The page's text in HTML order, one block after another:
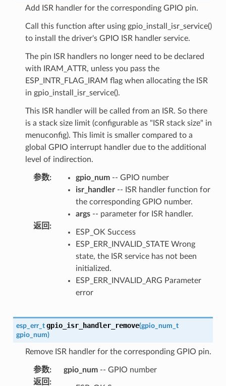
Add ISR handler for the corresponding GPIO pin.
Call this function after using gpio_install_isr_service()
to install the driver's GPIO ISR handler service.
The pin ISR handlers no longer need to be declared
with IRAM_ATTR, unless you pass the
ESP_INTR_FLAG_IRAM flag when allocating the ISR
in gpio_install_isr_service().
This ISR handler will be called from an ISR. So there
is a stack size limit (configurable as "ISR stack size" in
menuconfig). This limit is smaller compared to a
global GPIO interrupt handler due to the additional
level of indirection.
参数: gpio_num-- GPIO number
isr_handler-- ISR handler function for
the corresponding GPIO number.
args-- parameter for ISR handler.
返回 :
ESP_OK Success
ESP_ERR_INVALID_STATE Wrong
state, the ISR service has not been
initialized.
ESP_ERR_INVALID_ARG Parameter
error
esp_err_t gpio_isr_handler_remove(gpio_num_t
gpio_num)
Remove ISR handler for the corresponding GPIO pin.
参数: gpio_num-- GPIO number
返回 :